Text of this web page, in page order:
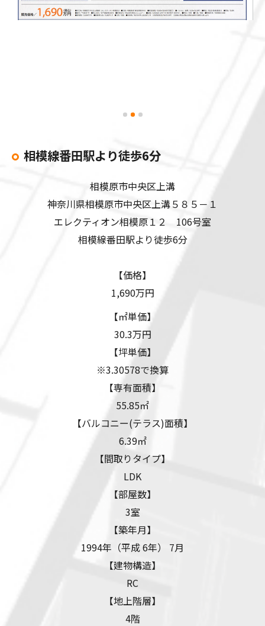
相模線番田駅より徒歩6分
相模原市中央区上溝
神奈川県相模原市中央区上溝５８５－１
エレクティオン相模原１２ 106号室
相模線番田駅より徒歩6分
【価格】
1,690万円
【㎡単価】
30.3万円
【坪単価】
※3.30578で換算
【専有面積】
55.85㎡
【バルコニー(テラス)面積】
6.39㎡
【間取りタイプ】
LDK
【部屋数】
3室
【築年月】
1994年（平成 6年） 7月
【建物構造】
RC
【地上階層】
4階